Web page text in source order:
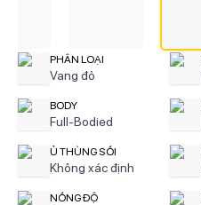
PHÂN LOẠI
Vang đỏ
BODY
Full-Bodied
Ủ THÙNG SỒI
Không xác định
NỒNG ĐỘ